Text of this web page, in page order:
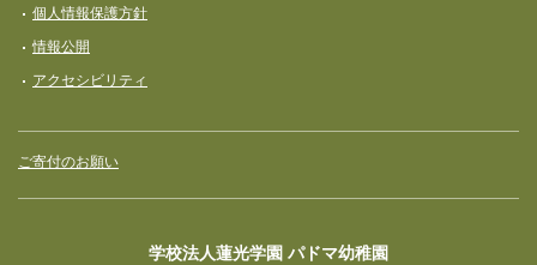
個人情報保護方針
情報公開
アクセシビリティ
ご寄付のお願い
学校法人蓮光学園 パドマ幼稚園